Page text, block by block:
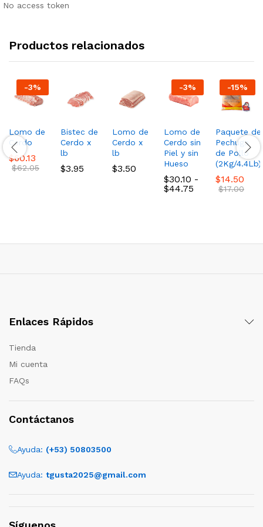
No access token
Productos relacionados
-3%
Lomo de
Cerdo
$60.13
$62.05
Bistec de
Cerdo x
lb
$3.95
Lomo de
Cerdo x
lb
$3.50
-3%
Lomo de
Cerdo sin
Piel y sin
Hueso
$30.10 -
$44.75 Rango
$44.75
-15%
Paquete de
Pechuga
de Pollo
(2Kg/4.4Lb)
$14.50
$17.00
Enlaces Rápidos
Tienda
Mi cuenta
FAQs
Contáctanos
Ayuda: (+53) 50803500
Ayuda: tgusta2025@gmail.com